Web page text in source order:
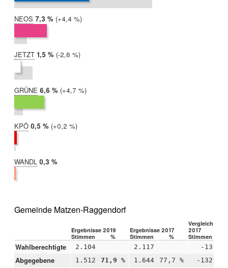
NEOS 2019:
7,3 %
2017:
2,9 %
Differenz:
+4,4 %
JETZT 2019:
1,5 %
2017:
4,1 %
Differenz:
-2,6 %
GRÜNE 2019:
6,6 %
2017:
1,9 %
Differenz:
+4,7 %
KPÖ 2019:
0,5 %
2017:
0,4 %
Differenz:
+0,2 %
WANDL 2019:
0,3 %
Gemeinde Matzen-Raggendorf
Ergebnisse 2019 Ergebnisse 2017
Vergleich
2017
Stimmen
% Stimmen % Stimmen
Wahlberechtigte 2.104 2.117 -13
Abgegebene 1.512 71,9 % 1.644 77,7 % -132